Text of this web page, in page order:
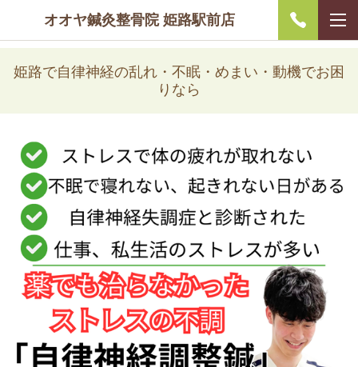
オオヤ鍼灸整骨院 姫路駅前店
姫路で自律神経の乱れ・不眠・めまい・動機でお困
りなら